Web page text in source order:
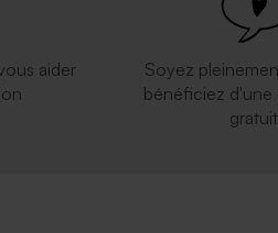
aider
Soyez
bénéficiez d'une